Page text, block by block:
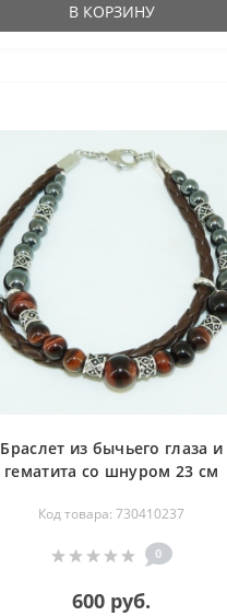
В КОРЗИНУ
Браслет из бычьего глаза и
гематита со шнуром 23 см
Код товара: 730410237
0
600 руб.